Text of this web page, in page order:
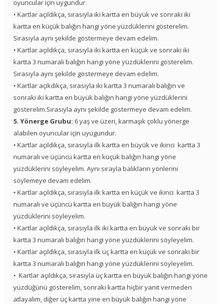
oyuncular için uygundur.
• Kartlar açıldıkça, sırasıyla iki kartta en büyük ve sonraki iki
kartta en küçük balığın hangi yöne yüzdüklerini gösterelim.
Sırasıyla aynı şekilde göstermeye devam edelim.
• Kartlar açıldıkça, sırasıyla iki kartta en küçük ve sonraki iki
kartta 3 numaralı balığın hangi yöne yüzdüklerini gösterelim.
Sırasıyla aynı şekilde göstermeye devam edelim.
• Kartlar açıkdıkça, sırasıyla iki kartta 3 numaralı balığın ve
sonraki iki kartta en büyük balığın hangi yöne yüzdüklerini
gösterelim.Sırasıyla aynı şekilde göstermeye devam edelim.
5. Yönerge Grubu: 6 yaş ve üzeri, karmaşık çoklu yönerge
alabilen oyuncular için uyugundur.
• Kartlar açıldıkça, sırasıyla ilk kartta en büyük ve ikinci kartta 3
numaralı ve üçüncü kartta en küçük balığın hangi yöne
yüzdüklerini söyleyelim. Aynı sırayla balıkların yönlerini
söylemeye devam edelim.
• Kartlar açıldıkça, sırasıyla ilk kartta en küçük ve ikinci kartta 3
numaralı ve üçüncü kartta en büyük balığın hangi yöne
yüzdüklerini söyleyelim.
• Kartlar açıldıkça, sırasıyla ilk iki kartta en büyük ve sonraki bir
kartta 3 numaralı balığın hangi yöne yüzdüklerini söyleyelim.
• Kartlar açıldıkça, sırasıyla ilk üç kartta en küçük ve sonraki bir
kartta 3 numaralı balığın hangi yöne yüzdüklerini söyleyelim.
• Kartlar açıldıkça, sırasıyla üç kartta en büyük balığın hangi yöne
yüzdüğünü gösterelim, sonraki kartta hiçbir yanıt vermeden
atlayalım, diğer üç kartta yine en büyük balığın hangi yöne